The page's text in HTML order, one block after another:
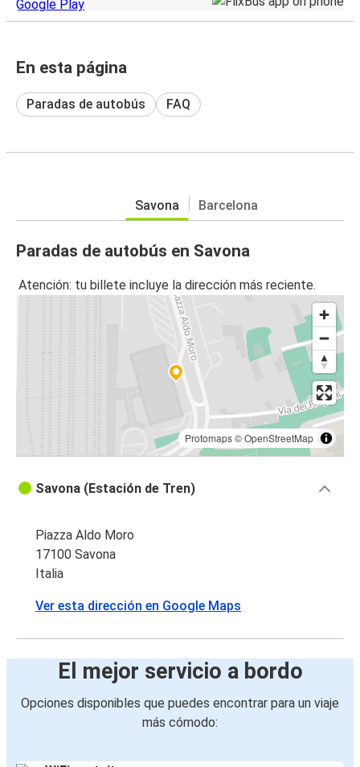
En esta página
Paradas de autobús FAQ
Savona Barcelona
Paradas de autobús en Savona
Atención: tu billete incluye la dirección más reciente.
Protomaps©OpenStreetMap
Savona (Estación de Tren)
Piazza Aldo Moro
17100 Savona
Italia
Ver esta dirección en Google Maps
El mejor servicio a bordo
Opciones disponibles que puedes encontrar para un viaje
más cómodo: